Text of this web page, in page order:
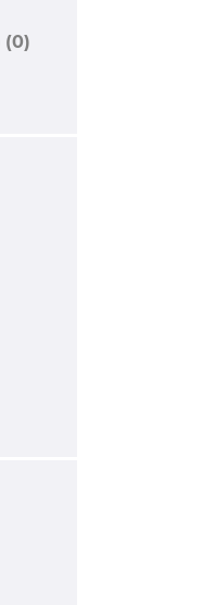
Neumático silencioso (0)